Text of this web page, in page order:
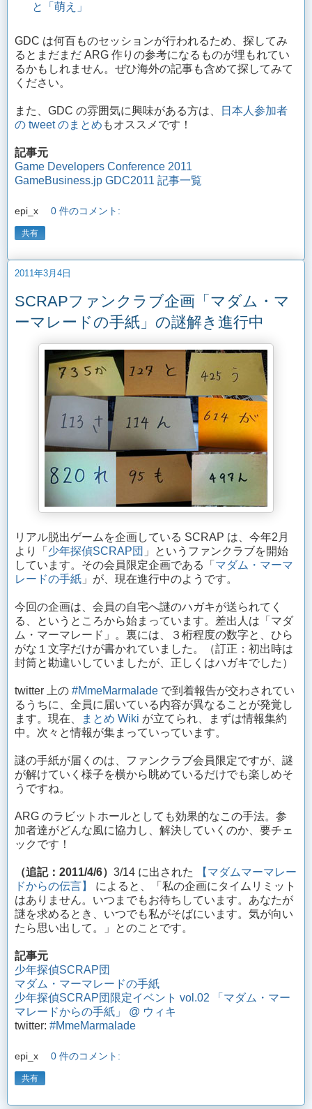
と「萌え」
GDC は何百ものセッションが行われるため、探してみ
るとまだまだ ARG 作りの参考になるものが埋もれてい
るかもしれません。ぜひ海外の記事も含めて探してみて
ください。
また、GDC の雰囲気に興味がある方は、
日本人参加者
の tweet のまとめ もオススメです！
記事元
Game Developers Conference 2011
GameBusiness.jp GDC2011 記事一覧
epi_x 0 件のコメント:
共有
2011年3月4日
SCRAPファンクラブ企画「マダム・マ
ーマレードの手紙」の謎解き進行中
リアル脱出ゲームを企画している SCRAP は、今年2月
より「 少年探偵SCRAP団 」というファンクラブを開始
しています。その会員限定企画である「 マダム・マーマ
レードの手紙 」が、現在進行中のようです。
今回の企画は、会員の自宅へ謎のハガキが送られてく
る、というところから始まっています。差出人は「マダ
ム・マーマレード」。裏には、３桁程度の数字と、ひら
がな１文字だけが書かれていました。（訂正：初出時は
封筒と勘違いしていましたが、正しくはハガキでした）
twitter 上の #MmeMarmalade で到着報告が交わされてい
るうちに、全員に届いている内容が異なることが発覚し
ます。現在、
まとめ Wiki が立てられ、まずは情報集約
中。次々と情報が集まっていっています。
謎の手紙が届くのは、ファンクラブ会員限定ですが、謎
が解けていく様子を横から眺めているだけでも楽しめそ
うですね。
ARG のラビットホールとしても効果的なこの手法。参
加者達がどんな風に協力し、解決していくのか、要チェ
ックです！
（追記：2011/4/6） 3/14 に出された
【マダムマーマレー
ドからの伝言】
によると、「私の企画にタイムリミット
はありません。いつまでもお待ちしています。あなたが
謎を求めるとき、いつでも私がそばにいます。気が向い
たら思い出して。」とのことです。
記事元
少年探偵SCRAP団
マダム・マーマレードの手紙
少年探偵SCRAP団限定イベント vol.02 「マダム・マー
マレードからの手紙」 @ ウィキ
twitter: #MmeMarmalade
epi_x 0 件のコメント:
共有